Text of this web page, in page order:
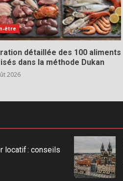
être
détaillée des 100 aliments
dans la méthode Dukan
2026
locatif : conseils